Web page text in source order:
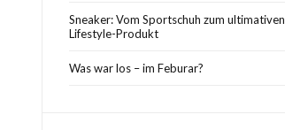
Sneaker: Vom Sportschuh zum ultimativen
Lifestyle-Produkt
Was war los – im Feburar?